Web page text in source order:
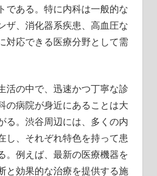
である。特に内科は一般的な
ザ、消化器系疾患、高血圧な
対応できる医療分野として需
活の中で、迅速かつ丁寧な診
の病院が身近にあることは大
る。渋谷周辺には、多くの内
し、それぞれ特色を持って患
。例えば、最新の医療機器を
と効果的な治療を提供する施